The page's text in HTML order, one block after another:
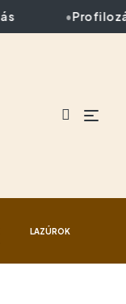
Profilozás
LAZÚROK